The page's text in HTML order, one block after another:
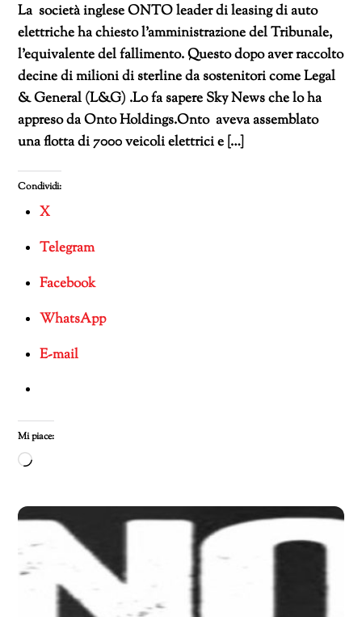
La società inglese ONTO leader di leasing di auto
elettriche ha chiesto l’amministrazione del Tribunale,
l’equivalente del fallimento. Questo dopo aver raccolto
decine di milioni di sterline da sostenitori come Legal
& General (L&G) .Lo fa sapere Sky News che lo ha
appreso da Onto Holdings.Onto aveva assemblato
una flotta di 7000 veicoli elettrici e […]
Condividi:
X
Telegram
Facebook
WhatsApp
E-mail
Mi piace:
Caricamento
corso…